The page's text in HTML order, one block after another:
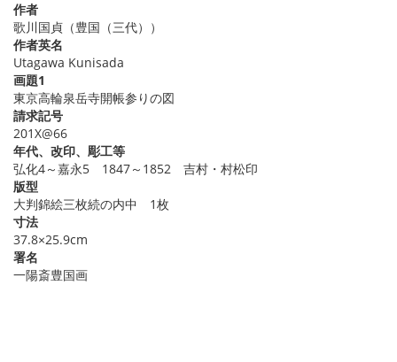
作者
歌川国貞（豊国（三代））
作者英名
Utagawa Kunisada
画題1
東京高輪泉岳寺開帳参りの図
請求記号
201X@66
年代、改印、彫工等
弘化4～嘉永5 1847～1852 吉村・村松印
版型
大判錦絵三枚続の内中 1枚
寸法
37.8×25.9cm
署名
一陽斎豊国画